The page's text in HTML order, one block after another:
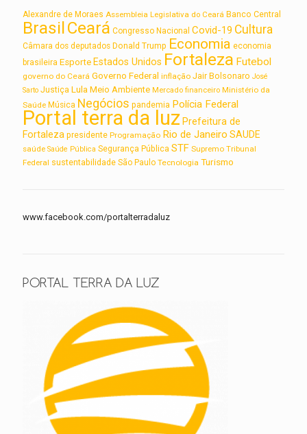
Alexandre de Moraes Assembleia Legislativa do Ceará Banco Central
BrasilCeará Congresso Nacional Covid-19 Cultura
Câmara dos deputados Donald Trump Economia economia
brasileira Esporte Estados Unidos Fortaleza Futebol
governo do Ceará Governo Federal inflação Jair Bolsonaro José
Sarto Justiça Lula Meio Ambiente Mercado financeiro Ministério da
Saúde Música Negócios pandemia Polícia Federal
Portal terra da luz Prefeitura de
Fortaleza presidente Programação Rio de Janeiro SAUDE
saúde Saúde Pública Segurança Pública STF Supremo Tribunal
Federal sustentabilidade São Paulo Tecnologia Turismo
www.facebook.com/portalterradaluz
PORTAL TERRA DA LUZ